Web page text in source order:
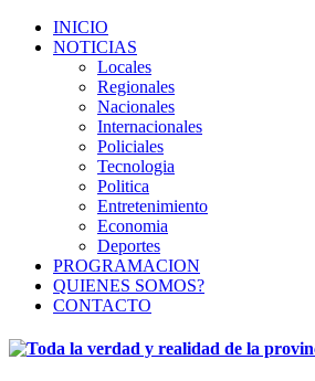
INICIO
NOTICIAS
Locales
Regionales
Nacionales
Internacionales
Policiales
Tecnologia
Politica
Entretenimiento
Economia
Deportes
PROGRAMACION
QUIENES SOMOS?
CONTACTO